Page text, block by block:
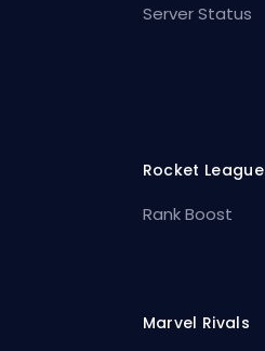
Server Status
Rocket League
Rank Boost
Marvel Rivals